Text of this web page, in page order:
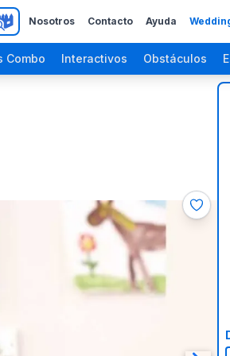
Nosotros Contacto Ayuda
Combo Interactivos Obstáculos